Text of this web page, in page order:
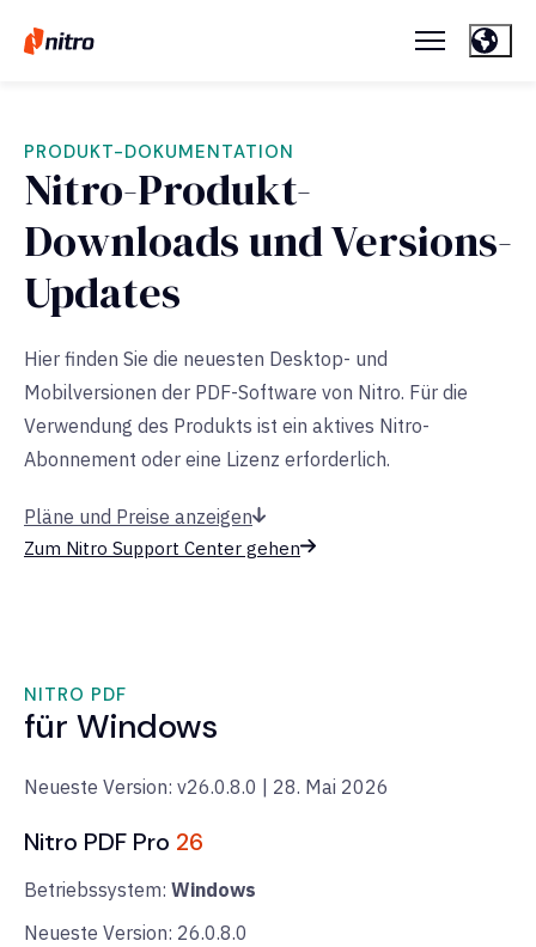
PRODUKT-DOKUMENTATION
Nitro-Produkt-
Downloads und Versions-
Updates
Hier finden Sie die neuesten Desktop- und
Mobilversionen der PDF-Software von Nitro. Für die
Verwendung des Produkts ist ein aktives Nitro-
Abonnement oder eine Lizenz erforderlich.
Pläne und Preise anzeigen
Zum Nitro Support Center gehen
NITRO PDF
für Windows
Neueste Version: v26.0.8.0 | 28. Mai 2026
Nitro PDF Pro 26
Betriebssystem: Windows
Neueste Version: 26.0.8.0